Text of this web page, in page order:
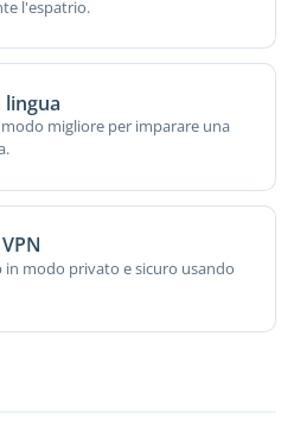
l'espatrio.
migliore per imparare una
in modo privato e sicuro usando